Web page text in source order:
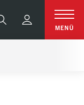
Suche MENÜ